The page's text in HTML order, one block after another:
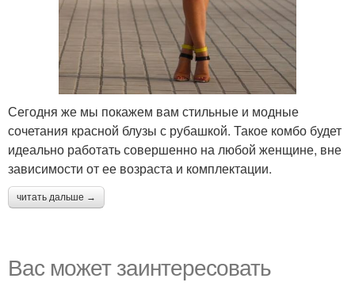
Сегодня же мы покажем вам стильные и модные
сочетания красной блузы с рубашкой. Такое комбо будет
идеально работать совершенно на любой женщине, вне
зависимости от ее возраста и комплектации.
читать дальше →
Вас может заинтересовать